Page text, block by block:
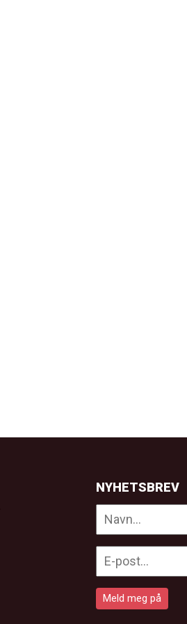
NYHETSBREV